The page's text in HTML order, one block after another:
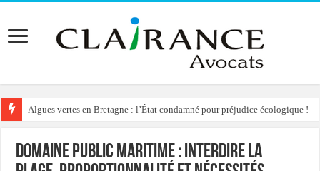
Algues vertes en Bretagne : l’État condamné pour préjudice écologique !
Domaine public maritime : interdire la